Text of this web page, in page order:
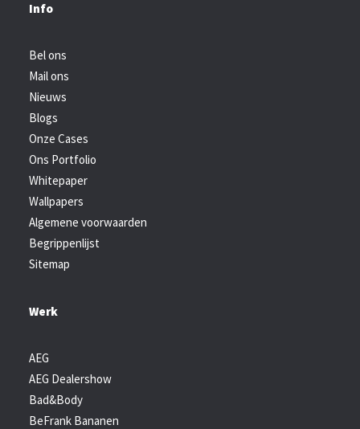
Info
Bel ons
Mail ons
Nieuws
Blogs
Onze Cases
Ons Portfolio
Whitepaper
Wallpapers
Algemene voorwaarden
Begrippenlijst
Sitemap
Werk
AEG
AEG Dealershow
Bad&Body
BeFrank Bananen